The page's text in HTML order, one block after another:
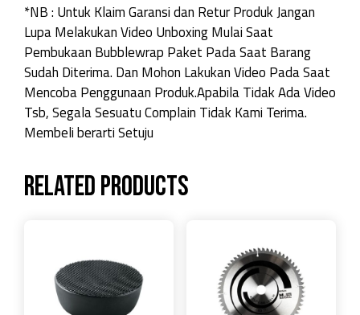
*NB : Untuk Klaim Garansi dan Retur Produk Jangan
Lupa Melakukan Video Unboxing Mulai Saat
Pembukaan Bubblewrap Paket Pada Saat Barang
Sudah Diterima. Dan Mohon Lakukan Video Pada Saat
Mencoba Penggunaan Produk.Apabila Tidak Ada Video
Tsb, Segala Sesuatu Complain Tidak Kami Terima.
Membeli berarti Setuju
Related products